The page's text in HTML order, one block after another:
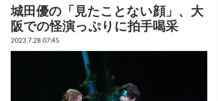
城田優の「見たことない顔」、大
阪での怪演っぷりに拍手喝采
2023.7.28 07:45